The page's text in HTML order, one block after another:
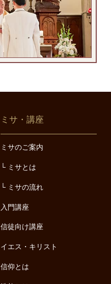
ミサ・講座
ミサのご案内
ミサとは
ミサの流れ
入門講座
信徒向け講座
イエス・キリスト
信仰とは